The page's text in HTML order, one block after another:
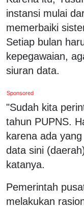
instansi mulai
memerbaiki
Setiap bulan
kepegawaian,
siuran data.‬
Sponsored
‪"Sudah kita
tahun PUPNS.
karena ada
data sini
katanya.
Pemerintah
melakukan